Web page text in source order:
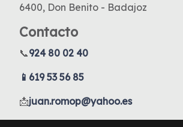
6400, Don Benito - Badajoz
Contacto
📞924 80 02 40
📱619 53 56 85
📩juan.romop@yahoo.es